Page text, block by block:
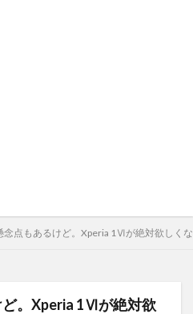
念点もあるけど。Xperia 1Ⅵが絶対欲しく
。Xperia 1Ⅵが絶対欲